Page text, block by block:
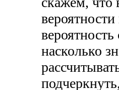
насколько